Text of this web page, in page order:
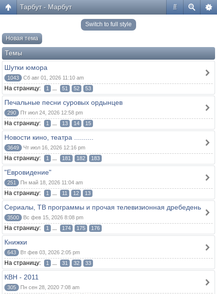
#
Тарбут - Марбут
Switch to full style
Новая тема
Темы
Шутки юмора
1043 Сб авг 01, 2026 11:10 am
На страницу: 1 ... 51 52 53
Печальные песни суровых ордынцев
290 Пт июл 24, 2026 12:58 pm
На страницу: 1 ... 13 14 15
Новости кино, театра ..........
3649 Чт июл 16, 2026 12:16 pm
На страницу: 1 ... 181 182 183
"Евровидение"
251 Пн май 18, 2026 11:04 am
На страницу: 1 ... 11 12 13
Сериалы, ТВ программы и прочая телевизионная дребедень
3500 Вс фев 15, 2026 8:08 pm
На страницу: 1 ... 174 175 176
Книжки
643 Вт фев 03, 2026 2:05 pm
На страницу: 1 ... 31 32 33
КВН - 2011
305 Пн сен 28, 2020 7:08 am